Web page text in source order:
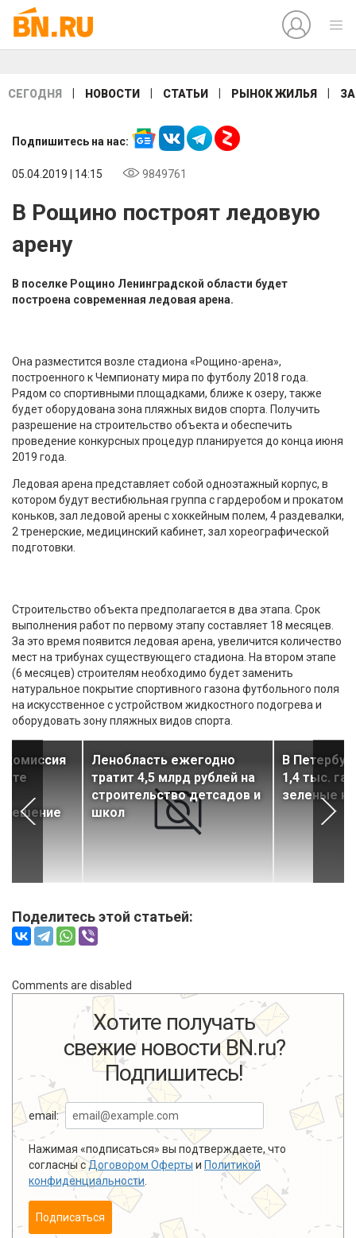
СЕГОДНЯ НОВОСТИ СТАТЬИ РЫНОК ЖИЛЬЯ
Подпишитесь на нас:
05.04.2019 | 14:15 9849761
В Рощино построят ледовую
арену
В поселке Рощино Ленинградской области будет
построена современная ледовая арена.
Она разместится возле стадиона «Рощино-арена»,
построенного к Чемпионату мира по футболу 2018 года.
Рядом со спортивными площадками, ближе к озеру, также
будет оборудована зона пляжных видов спорта. Получить
разрешение на строительство объекта и обеспечить
проведение конкурсных процедур планируется до конца июня
2019 года.
Ледовая арена представляет собой одноэтажный корпус, в
котором будут вестибюльная группа с гардеробом и прокатом
коньков, зал ледовой арены с хоккейным полем, 4 раздевалки,
2 тренерские, медицинский кабинет, зал хореографической
подготовки.
Строительство объекта предполагается в два этапа. Срок
выполнения работ по первому этапу составляет 18 месяцев.
За это время появится ледовая арена, увеличится количество
мест на трибунах существующего стадиона. На втором этапе
(6 месяцев) строителям необходимо будет заменить
натуральное покрытие спортивного газона футбольного поля
на искусственное с устройством жидкостного подогрева и
оборудовать зону пляжных видов спорта.
комиссия
решение
Ленобласть ежегодно
тратит 4,5 млрд рублей на
строительство детсадов и
школ
В
1,4 тыс. га
зеленые
Поделитесь этой статьей:
Comments are disabled
Хотите получать
свежие новости BN.ru?
Подпишитесь!
email:
Нажимая «подписаться» вы подтверждаете, что
согласны сДоговором Оферты и Политикой
конфиденциальности
Подписаться